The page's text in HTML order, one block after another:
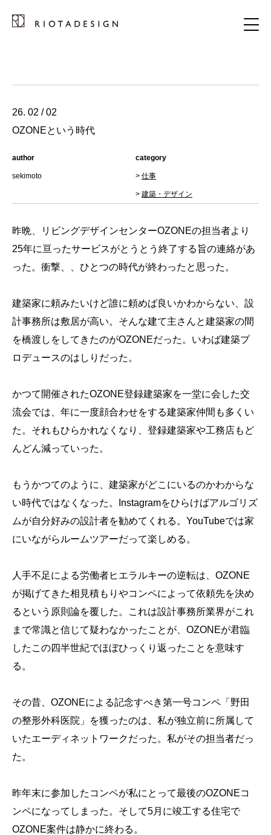
26. 02 / 02
OZONEという時代
author
sekimoto
category
> 仕事
> 建築・デザイン
昨晩、リビングデザインセンターOZONEの担当者より
25年に亘ったサービスがとうとう終了する旨の連絡があ
った。衝撃、、ひとつの時代が終わったと思った。
建築家に頼みたいけど誰に頼めば良いかわからない、設
計事務所は敷居が高い。そんな建て主さんと建築家の間
を橋渡しをしてきたのがOZONEだった。いわば建築プ
ロデュースのはしりだった。
かつて開催されたOZONE登録建築家を一堂に会した交
流会では、年に一度顔合わせをする建築家仲間も多くい
た。それもひらかれなくなり、登録建築家や工務店もど
んどん減っていった。
もうかつてのように、建築家がどこにいるのかわからな
い時代ではなくなった。Instagramをひらけばアルゴリズ
ムが自分好みの設計者を勧めてくれる。YouTubeでは家
にいながらルームツアーだって楽しめる。
人手不足による労働者ヒエラルキーの逆転は、OZONE
が掲げてきた相見積もりやコンペによって依頼先を決め
るという原則論を覆した。これは設計事務所業界がこれ
まで常識と信じて疑わなかったことが、OZONEが君臨
したこの四半世紀でほぼひっくり返ったことを意味す
る。
その昔、OZONEによる記念すべき第一号コンペ「野田
の整形外科医院」を獲ったのは、私が独立前に所属して
いたエーディネットワークだった。私がその担当者だっ
た。
昨年末に参加したコンペが私にとって最後のOZONEコ
ンペになってしまった。そして5月に竣工する住宅で
OZONE案件は静かに終わる。